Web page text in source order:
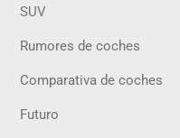
SUV
Rumores de coches
Comparativa de coches
Futuro